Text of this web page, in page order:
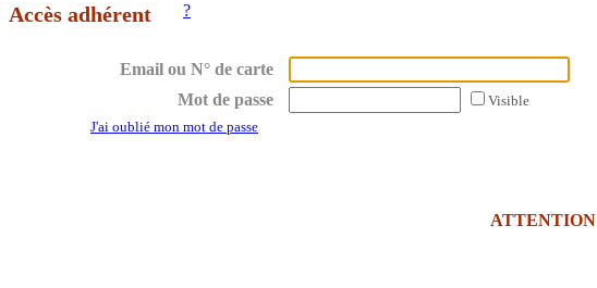
Accès adhérent ?
Email ou N° de carte
Mot de passe
Visible
J'ai oublié mon mot de passe
ATTENTION